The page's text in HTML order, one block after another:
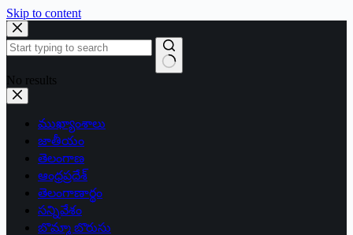
Skip to content
No results
ముఖ్యాంశాలు
జాతీయం
తెలంగాణ
ఆంధ్రప్రదేశ్
తెలంగాణార్థం
సన్నివేశం
బొమ్మా బొరుసు